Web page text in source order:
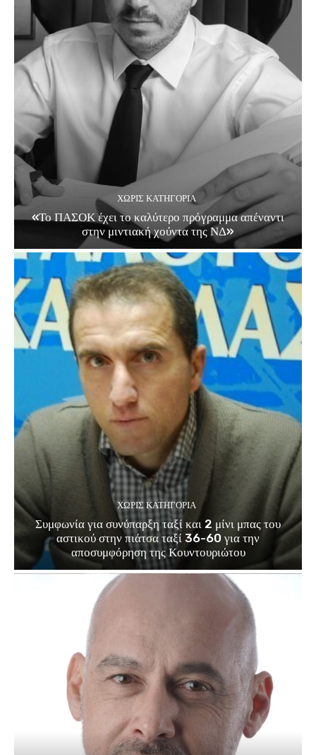
ΧΩΡΊΣ ΚΑΤΗΓΟΡΊΑ
«Το ΠΑΣΟΚ έχει το καλύτερο πρόγραμμα απέναντι
στην μιντιακή χούντα της ΝΔ»
ΧΩΡΊΣ ΚΑΤΗΓΟΡΊΑ
Συμφωνία για συνύπαρξη ταξί και 2 μίνι μπας του
αστικού στην πιάτσα ταξί 36-60 για την
αποσυμφόρηση της Κουντουριώτου